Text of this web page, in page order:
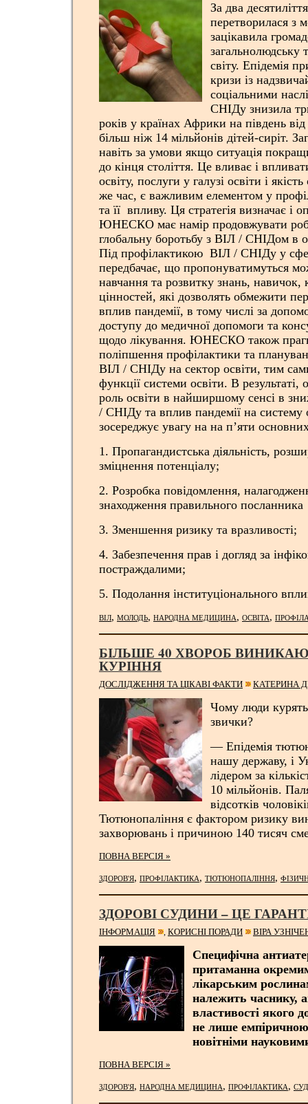
За два
перетворилася з
зацікавила
загальнолюдську
світу. Епідемія
кризи із
соціальними
СНІДу знизила
років у країнах Африки на південь
більш ніж 14 мільйонів дітей-сиріт.
навіть за умови якщо ситуація
до кінця століття. Це вливає і
освіту, послуги у галузі освіти і
же час, є важливим елементом у
та її впливу. Ця стратегія визначає і
ЮНЕСКО має намір продовжувати
глобальну боротьбу з ВІЛ / СНІДом в
Під профілактикою ВІЛ / СНІДу у
передбачає, що пропонуватимуться
навчання та розвитку знань, навичок,
цінностей, які дозволять обмежити
вплив пандемії, в тому числі за
доступу до медичної допомоги та
щодо лікування. ЮНЕСКО також
поліпшення профілактики та
ВІЛ / СНІДу на сектор освіти, тим
функції системи освіти. В результаті,
роль освіти в найширшому сенсі в
/ СНІДу та вплив пандемії на систему
зосереджує увагу на на п’яти
1. Пропагандистська діяльність,
зміцнення потенціалу;
2. Розробка повідомлення,
знаходження правильного посланника
3. Зменшення ризику та вразливості;
4. Забезпечення прав і догляд за
постраждалими;
5. Подолання інституціонального
ВІЛ, МОЛОДЬ, НАРОДНА МЕДИЦИНА, ОСВІТА,
БІЛЬШЕ 40 ХВОРОБ
КУРІННЯ
ДОСЛІДЖЕННЯ ТА ЦІКАВІ ФАКТИ КАТЕРИНА
Чому люди курять
звички?
— Епідемія
нашу державу, і
лідером за
10 мільйонів.
відсотків
Тютюнопаління є фактором ризику
захворювань і причиною 140 тисяч
ПОВНА ВЕРСІЯ »
ЗДОРОВ'Я, ПРОФІЛАКТИКА, ТЮТЮНОПАЛІННЯ,
ЗДОРОВІ СУДИНИ – ЦЕ
ІНФОРМАЦІЯ , КОРИСНІ ПОРАДИ ВІРА
Специфічна
притаманна
лікарським
належить часнику,
властивості якого
не лише
новітніми
ПОВНА ВЕРСІЯ »
ЗДОРОВ'Я, НАРОДНА МЕДИЦИНА, ПРОФІЛАКТИКА,